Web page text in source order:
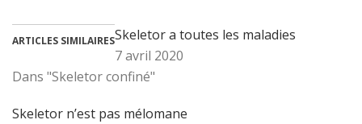
ARTICLES SIMILAIRESSkeletor a toutes les maladies
7 avril 2020
Dans "Skeletor confiné"
Skeletor n’est pas mélomane